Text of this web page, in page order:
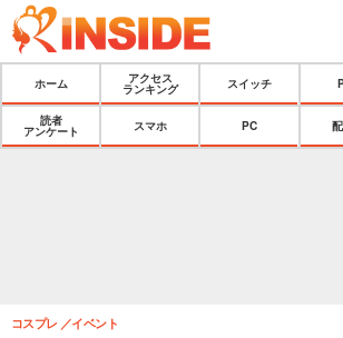
ホーム
アクセス
ランキング
スイッチ
読者
アンケート
スマホ PC
コスプレ イベント